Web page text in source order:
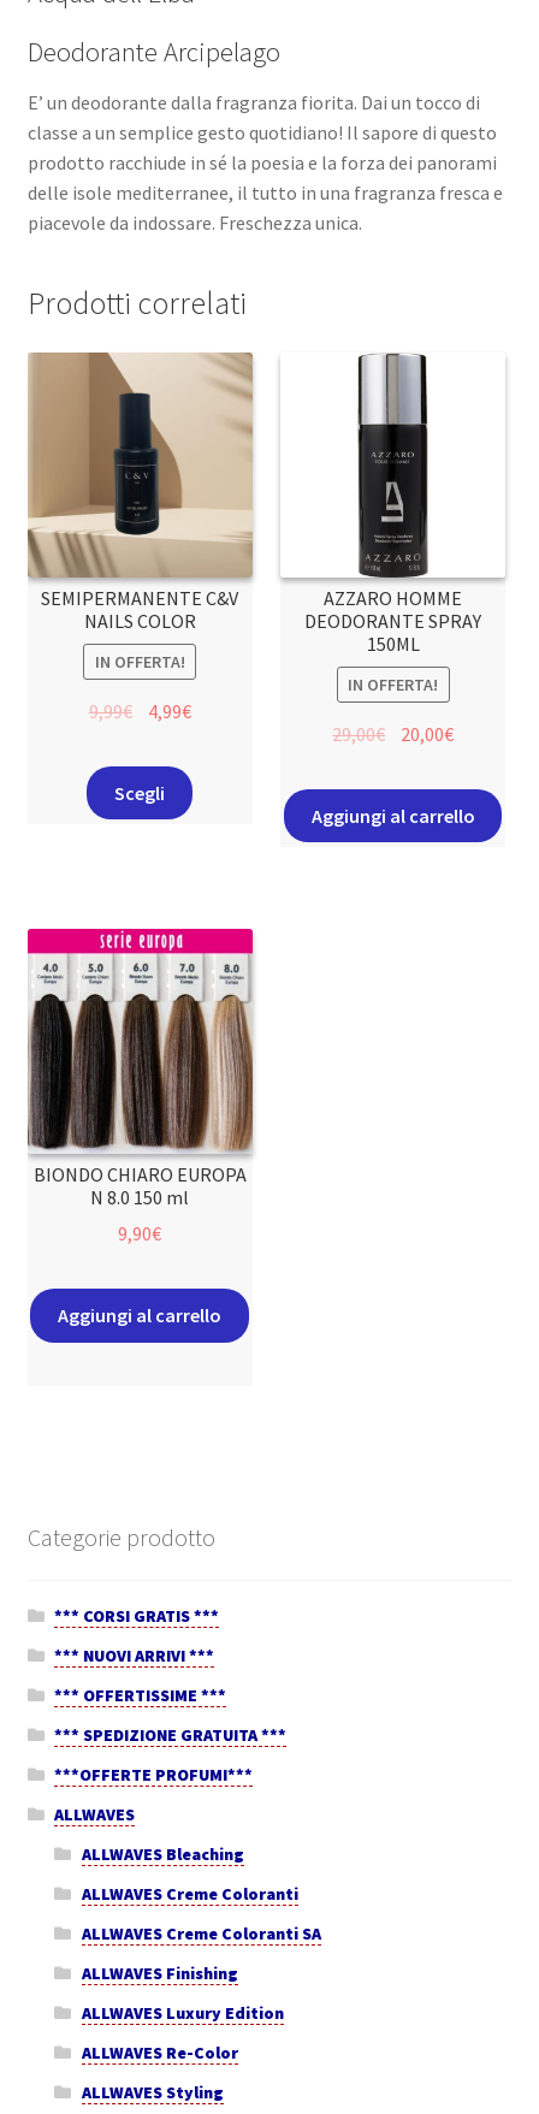
Deodorante Arcipelago
E’ un deodorante dalla fragranza fiorita. Dai un tocco di
classe a un semplice gesto quotidiano! Il sapore di questo
prodotto racchiude in sé la poesia e la forza dei panorami
delle isole mediterranee, il tutto in una fragranza fresca e
piacevole da indossare. Freschezza unica.
Prodotti correlati
SEMIPERMANENTE C&V
NAILS COLOR
IN OFFERTA!
9,99€ 4,99€
Scegli
AZZARO HOMME
DEODORANTE SPRAY
150ML
IN OFFERTA!
29,00€ 20,00€
Aggiungi al carrello
BIONDO CHIARO EUROPA
N 8.0 150 ml
9,90€
Aggiungi al carrello
Categorie prodotto
*** CORSI GRATIS ***
*** NUOVI ARRIVI ***
*** OFFERTISSIME ***
*** SPEDIZIONE GRATUITA ***
***OFFERTE PROFUMI***
ALLWAVES
ALLWAVES Bleaching
ALLWAVES Creme Coloranti
ALLWAVES Creme Coloranti SA
ALLWAVES Finishing
ALLWAVES Luxury Edition
ALLWAVES Re-Color
ALLWAVES Styling